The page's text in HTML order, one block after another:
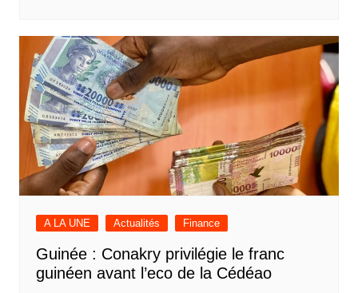
A LA UNE Actualités Finance
Guinée : Conakry privilégie le franc
guinéen avant l’eco de la Cédéao